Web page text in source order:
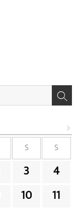
S S
3 4
10 11